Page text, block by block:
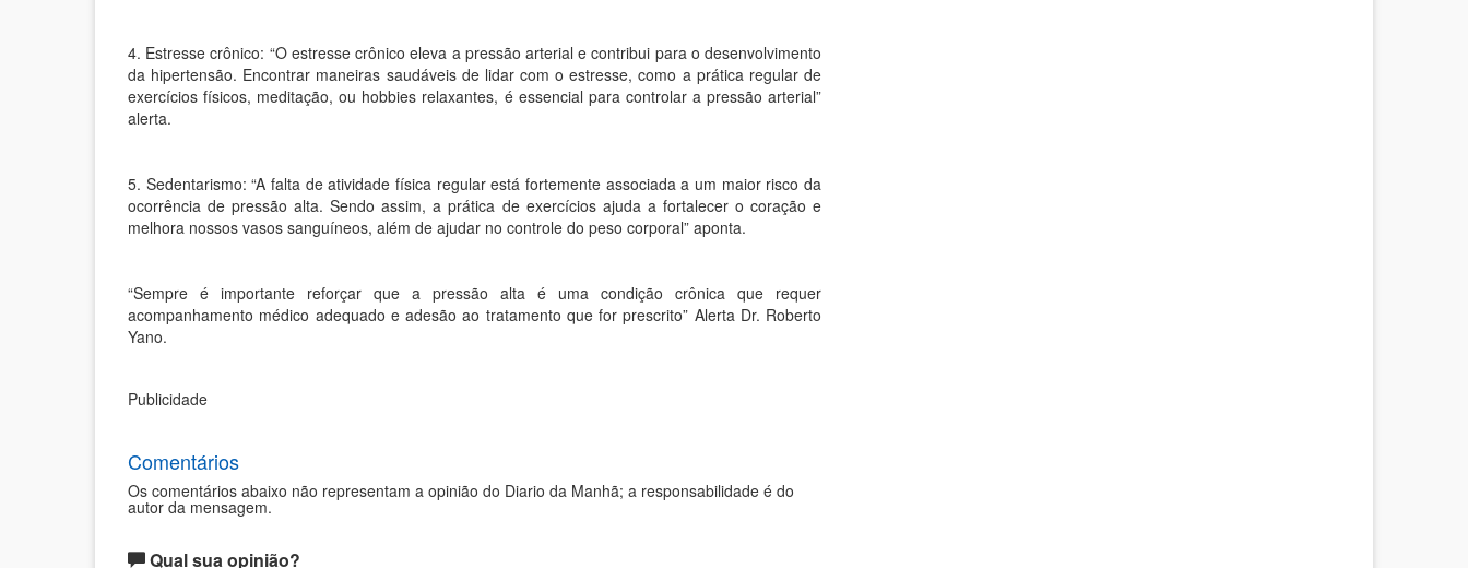
4. Estresse crônico: “O estresse crônico eleva a pressão arterial e contribui para o desenvolvimento
da hipertensão. Encontrar maneiras saudáveis de lidar com o estresse, como a prática regular de
exercícios físicos, meditação, ou hobbies relaxantes, é essencial para controlar a pressão arterial”
alerta.
5. Sedentarismo: “A falta de atividade física regular está fortemente associada a um maior risco da
ocorrência de pressão alta. Sendo assim, a prática de exercícios ajuda a fortalecer o coração e
melhora nossos vasos sanguíneos, além de ajudar no controle do peso corporal” aponta.
“Sempre é importante reforçar que a pressão alta é uma condição crônica que requer
acompanhamento médico adequado e adesão ao tratamento que for prescrito” Alerta Dr. Roberto
Yano.
Publicidade
Comentários
Os comentários abaixo não representam a opinião do Diario da Manhã; a responsabilidade é do
autor da mensagem.
Qual sua opinião?